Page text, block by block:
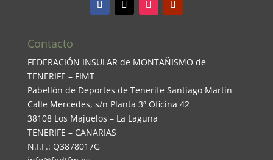
Contacto
FEDERACIÓN INSULAR de MONTAÑISMO de
TENERIFE – FIMT
Pabellón de Deportes de Tenerife Santiago Martin
Calle Mercedes, s/n Planta 3ª Oficina 42
38108 Los Majuelos – La Laguna
TENERIFE – CANARIAS
N.I.F.: Q3878017G